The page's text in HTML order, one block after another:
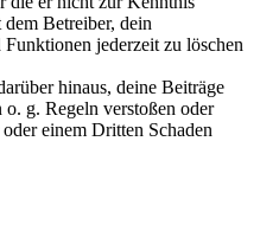
dem Betreiber, dein
jederzeit zu löschen
hinaus, deine Beiträge
o. g. Regeln verstoßen oder
einem Dritten Schaden